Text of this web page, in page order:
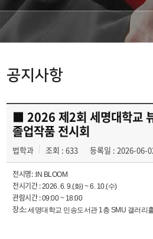
공지사항
■ 2026 제2회 세명대학교
졸업작품 전시회
법학과 조회 : 633 등록일 : 2026-06-
전시명::IN BLOOM
전시기간 :2026. 6. 9.(화) ~ 6. 10.(수)
관람시간 :09:00 ~ 18:00
장소:세명대학교 민송도서관 1층 SMU 갤러리